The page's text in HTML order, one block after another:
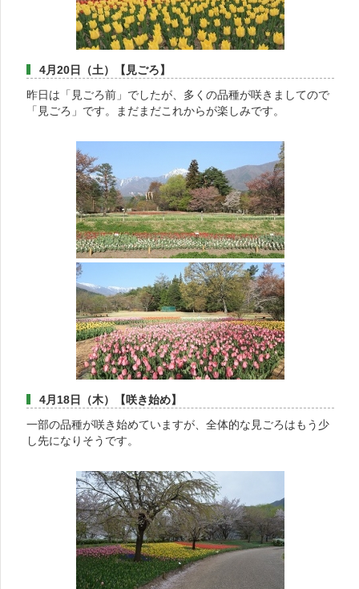
4月20日（土）【見ごろ】
昨日は「見ごろ前」でしたが、多くの品種が咲きましてので
「見ごろ」です。まだまだこれからが楽しみです。
4月18日（木）【咲き始め】
一部の品種が咲き始めていますが、全体的な見ごろはもう少
し先になりそうです。